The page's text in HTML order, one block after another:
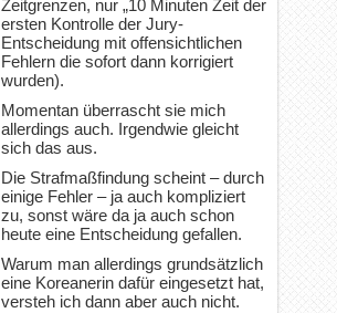
Zeitgrenzen, nur „10 Minuten Zeit der
ersten Kontrolle der Jury-
Entscheidung mit offensichtlichen
Fehlern die sofort dann korrigiert
wurden).
Momentan überrascht sie mich
allerdings auch. Irgendwie gleicht
sich das aus.
Die Strafmaßfindung scheint – durch
einige Fehler – ja auch kompliziert
zu, sonst wäre da ja auch schon
heute eine Entscheidung gefallen.
Warum man allerdings grundsätzlich
eine Koreanerin dafür eingesetzt hat,
versteh ich dann aber auch nicht.